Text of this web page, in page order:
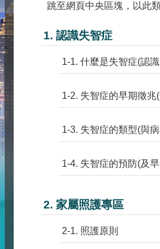
跳至網頁中央區塊，以此類
1. 認識失智症
1-2. 失智症的早期徵兆
1-3. 失智症的類型(與
2. 家屬照護專區
2-1. 照護原則